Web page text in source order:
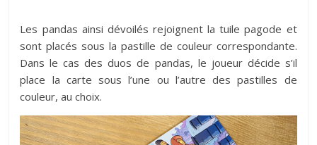
Les pandas ainsi dévoilés rejoignent la tuile pagode et
sont placés sous la pastille de couleur correspondante.
Dans le cas des duos de pandas, le joueur décide s’il
place la carte sous l’une ou l’autre des pastilles de
couleur, au choix.